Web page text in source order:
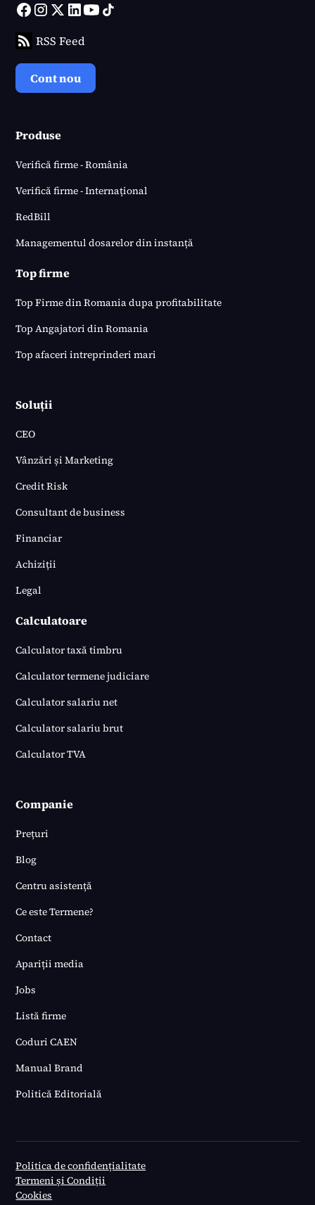
RSS Feed
Cont nou
Produse
Verifică firme - România
Verifică firme - Internațional
RedBill
Managementul dosarelor din instanță
Top firme
Top Firme din Romania dupa profitabilitate
Top Angajatori din Romania
Top afaceri intreprinderi mari
Soluții
CEO
Vânzări și Marketing
Credit Risk
Consultant de business
Financiar
Achiziții
Legal
Calculatoare
Calculator taxă timbru
Calculator termene judiciare
Calculator salariu net
Calculator salariu brut
Calculator TVA
Companie
Prețuri
Blog
Centru asistență
Ce este Termene?
Contact
Apariții media
Jobs
Listă firme
Coduri CAEN
Manual Brand
Politică Editorială
Politica de confidențialitate
Termeni și Condiții
Cookies